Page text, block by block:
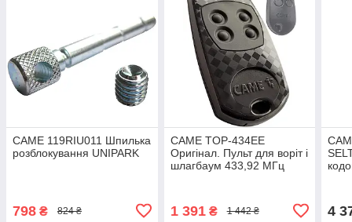
CAME 119RIU011 Шпилька
розблокування UNIPARK
798 ₴ 824 ₴
CAME TOP-434EE
Оригінал. Пульт для воріт і
шлагбаум 433,92 МГц
1 391₴ 1 442 ₴ 4